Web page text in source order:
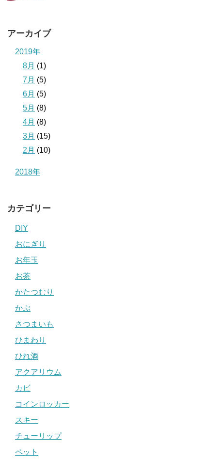
アーカイブ
2019年
8月 (1)
7月 (5)
6月 (5)
5月 (8)
4月 (8)
3月 (15)
2月 (10)
2018年
カテゴリー
DIY
おにぎり
お年玉
お茶
かたつむり
かぶ
さつまいも
ひまわり
ひれ酒
アクアリウム
カビ
コインロッカー
スキー
チューリップ
ペット